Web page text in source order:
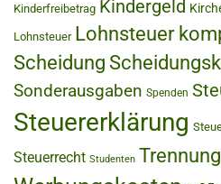
Kinderfreibetrag Kindergeld
Lohnsteuer Lohnsteuer
Scheidung
Sonderausgaben Spenden
Steuererklärung
Steuerrecht Studenten Trennung